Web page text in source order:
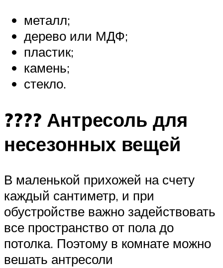
металл;
дерево или МДФ;
пластик;
камень;
стекло.
???? Антресоль для
несезонных вещей
В маленькой прихожей на счету
каждый сантиметр, и при
обустройстве важно задействовать
все пространство от пола до
потолка. Поэтому в комнате можно
вешать антресоли